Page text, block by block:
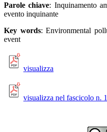
Parole chiave: Inquinamento
evento inquinante
Key words:Environmental
event
visualizza
visualizza nel fascicolo n.